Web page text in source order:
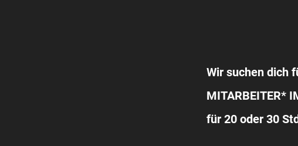
Wir suchen dich
MITARBEITER*
für 20 oder 30